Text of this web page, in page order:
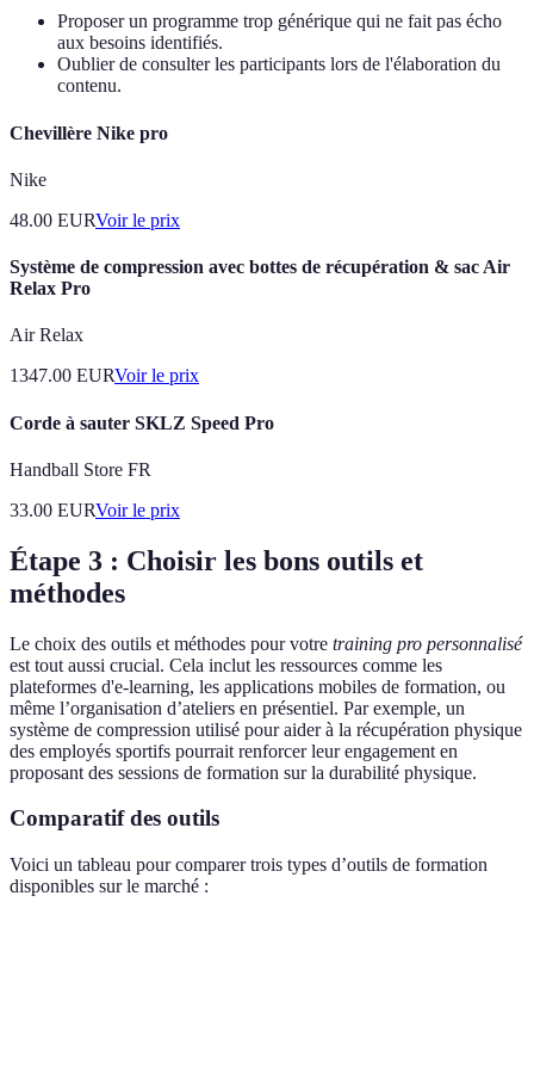
Proposer un programme trop générique qui ne fait pas écho
aux besoins identifiés.
Oublier de consulter les participants lors de l'élaboration du
contenu.
Chevillère Nike pro
Nike
48.00 EURVoir le prix
Système de compression avec bottes de récupération & sac Air
Relax Pro
Air Relax
1347.00 EURVoir le prix
Corde à sauter SKLZ Speed Pro
Handball Store FR
33.00 EURVoir le prix
Étape 3 : Choisir les bons outils et
méthodes
Le choix des outils et méthodes pour votre training pro personnalisé
est tout aussi crucial. Cela inclut les ressources comme les
plateformes d'e-learning, les applications mobiles de formation, ou
même l’organisation d’ateliers en présentiel. Par exemple, un
système de compression utilisé pour aider à la récupération physique
des employés sportifs pourrait renforcer leur engagement en
proposant des sessions de formation sur la durabilité physique.
Comparatif des outils
Voici un tableau pour comparer trois types d’outils de formation
disponibles sur le marché :